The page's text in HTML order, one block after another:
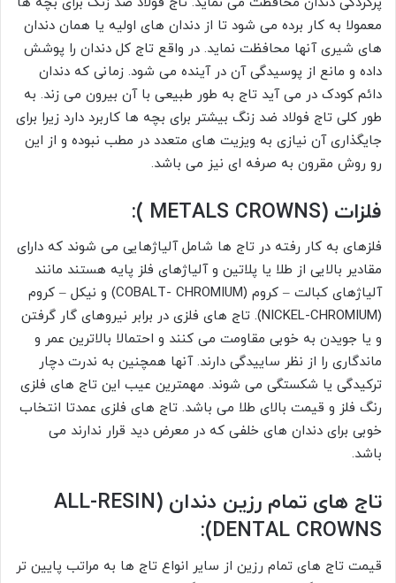
معمولا به کار برده می شود تا از دندان های اولیه یا همان دندان
های شیری آنها محافظت نماید. در واقع تاج کل دندان را پوشش
داده و مانع از پوسیدگی آن در آینده می شود. زمانی که دندان
دائم کودک در می آید تاج به طور طبیعی با آن بیرون می زند. به
طور کلی تاج فولاد ضد زنگ بیشتر برای بچه ها کاربرد دارد زیرا برای
جایگذاری آن نیازی به ویزیت های متعدد در مطب نبوده و از این
رو روش مقرون به صرفه ای نیز می باشد.
فلزات (METALS CROWNS ):
فلزهای به کار رفته در تاج ها شامل آلیاژهایی می شوند که دارای
مقادیر بالایی از طلا یا پلاتین و آلیاژهای فلز پایه هستند مانند
آلیاژهای کبالت – کروم (COBALT- CHROMIUM) و نیکل – کروم
(NICKEL-CHROMIUM). تاج های فلزی در برابر نیروهای گار گرفتن
و یا جویدن به خوبی مقاومت می کنند و احتمالا بالاترین عمر و
ماندگاری را از نظر ساییدگی دارند. آنها همچنین به ندرت دچار
ترکیدگی یا شکستگی می شوند. مهمترین عیب این تاج های فلزی
رنگ فلز و قیمت بالای طلا می باشد. تاج های فلزی عمدتا انتخاب
خوبی برای دندان های خلفی که در معرض دید قرار ندارند می
باشد.
تاج های تمام رزین دندان (ALL-RESIN
DENTAL CROWNS):
قیمت تاج های تمام رزین از سایر انواع تاج ها به مراتب پایین تر